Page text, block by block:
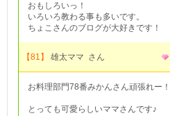
おもしろいっ！
いろいろ教わる事も多いです。
ちょこさんのブログが大好きです！
【81】 雄太ママ さん
お料理部門78番みかんさん頑張れー！
とっても可愛らしいママさんです♪